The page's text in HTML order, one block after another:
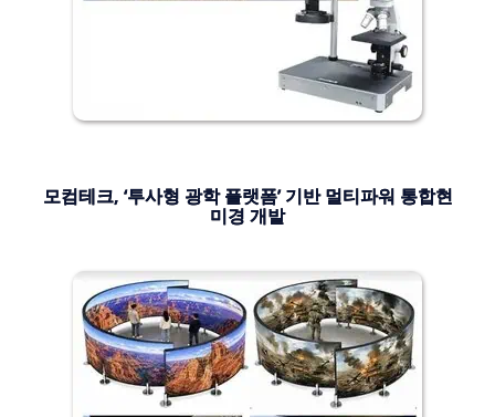
모컴테크, ‘투사형 광학 플랫폼’ 기반 멀티파워 통합현
미경 개발